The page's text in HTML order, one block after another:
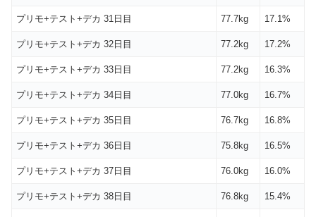
プリモ+テスト+デカ 31日目 77.7kg 17.1%
プリモ+テスト+デカ 32日目 77.2kg 17.2%
プリモ+テスト+デカ 33日目 77.2kg 16.3%
プリモ+テスト+デカ 34日目 77.0kg 16.7%
プリモ+テスト+デカ 35日目 76.7kg 16.8%
プリモ+テスト+デカ 36日目 75.8kg 16.5%
プリモ+テスト+デカ 37日目 76.0kg 16.0%
プリモ+テスト+デカ 38日目 76.8kg 15.4%